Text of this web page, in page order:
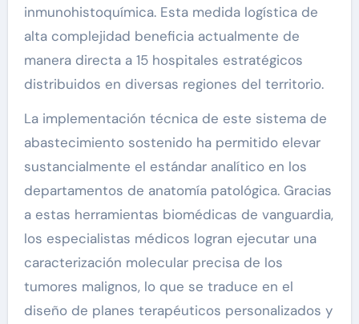
inmunohistoquímica. Esta medida logística de
alta complejidad beneficia actualmente de
manera directa a 15 hospitales estratégicos
distribuidos en diversas regiones del territorio.
La implementación técnica de este sistema de
abastecimiento sostenido ha permitido elevar
sustancialmente el estándar analítico en los
departamentos de anatomía patológica. Gracias
a estas herramientas biomédicas de vanguardia,
los especialistas médicos logran ejecutar una
caracterización molecular precisa de los
tumores malignos, lo que se traduce en el
diseño de planes terapéuticos personalizados y